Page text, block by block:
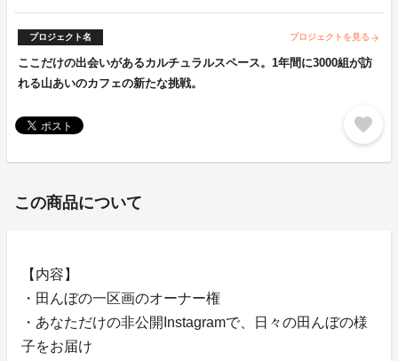
プロジェクト名 プロジェクトを見る arrow_forward
ここだけの出会いがあるカルチュラルスペース。1年間に3000組が訪
れる山あいのカフェの新たな挑戦。
favorite
この商品について
【内容】
・田んぼの一区画のオーナー権
・あなただけの非公開Instagramで、日々の田んぼの様
子をお届け